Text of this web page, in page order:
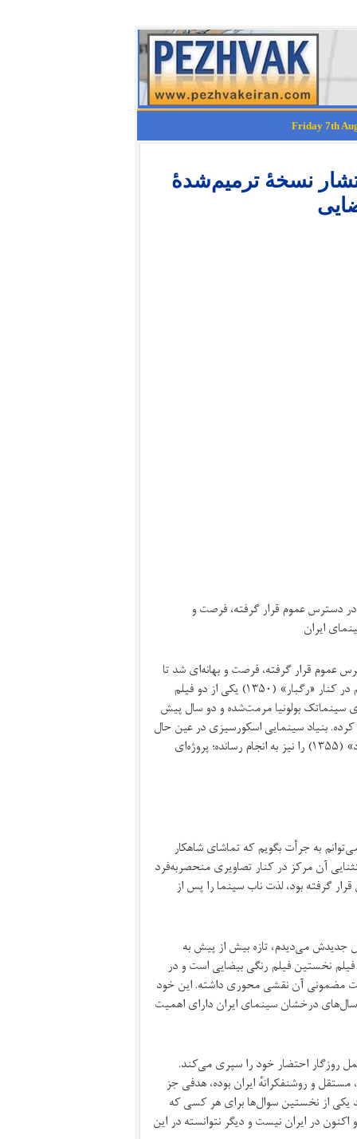
نسخهٔ ترمیم‌‏شده‏ٔ
که در هفته‌های اخیر در دسترس عموم قرار گرفته، فرصت و
ایران
اخیر در دسترس عموم قرار گرفته، فرصت و بهانه‌ای شد تا
نگاهی دوباره بیاندازیم به یکی از مهم‌ترین فیلم‌های سینمای ایران. این فیلم در کنار «رگبار» (۱۳۵۰) یکی از دو فیلم
سینماتک بولونیا مرمت‌شده و دو سال پیش
بنیاد سینمایی اسکورسیزی در عین حال
در این سال‌ها کار سترگ مرمت شاهکار محمدرضا اصلانی یعنی «شطرنج باد» (۱۳۵۵) را نیز به انجام رسانده؛ پروژه‌ای
به جرأت بگویم که تماشای شاهکار
آن مرکز در کنار تصاویری منحصر‌به‌فرد
گرفته بود، لذت ناب سینما را پس از
جدیدش می‌دیدم، تازه بیش از پیش به
نخستین فیلم رنگی بیضایی است و در
مضمونی آن نقشی محوری داشته. این خود
درخشان سینمای ایران دارای اهمیت
روزگار احتضار خود را سپری می‌کند.
و روشنفکرانهٔ ایران بوده، هدفی جز
یکی از نخستین سوال‌ها برای هر کسی که
در ایران نیست و دیگر نتوانسته در این